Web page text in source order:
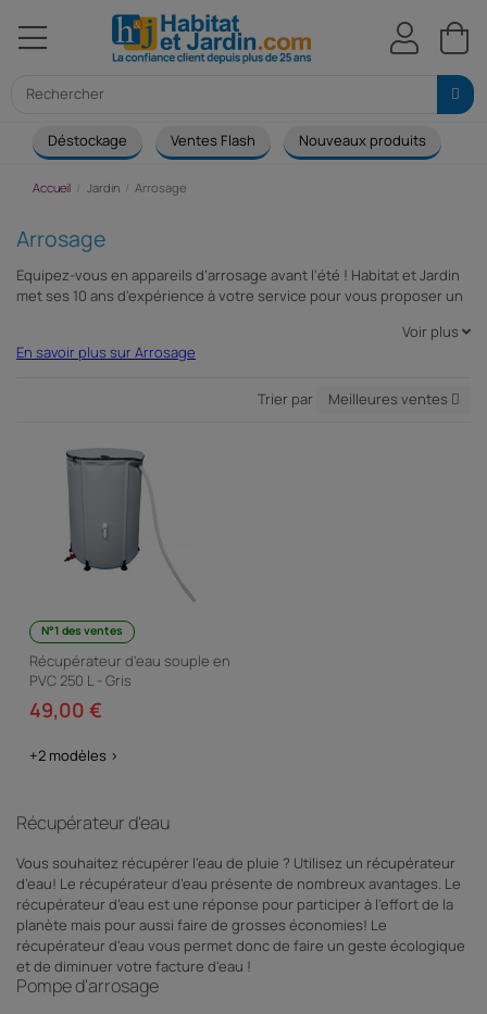
Déstockage Ventes Flash Nouveaux produits
Accueil Jardin Arrosage
Arrosage
Equipez-vous en appareils d’arrosage avant l’été ! Habitat et Jardin
met ses 10 ans d’expérience à votre service pour vous proposer un
pompe d'arrosage, un arroseur, un pulvérisateur ou un dévidoir.
L'arrosage H&J, c'est aussi un pistolet, une lance, des tuyaux, une
l'arrosage. Cette large gamme d’outils d’arrosage vous permettra
Voir plus
En savoir plus sur Arrosage
Trier par Meilleures ventes
N°1 des ventes
Récupérateur d’eau souple en
PVC 250 L - Gris
49,00 €
+2 modèles >
Récupérateur d'eau
Vous souhaitez récupérer l’eau de pluie ? Utilisez un récupérateur
d’eau! Le récupérateur d’eau présente de nombreux avantages. Le
récupérateur d’eau est une réponse pour participer à l'effort de la
planète mais pour aussi faire de grosses économies! Le
récupérateur d'eau vous permet donc de faire un geste écologique
et de diminuer votre facture d'eau !
Pompe d'arrosage